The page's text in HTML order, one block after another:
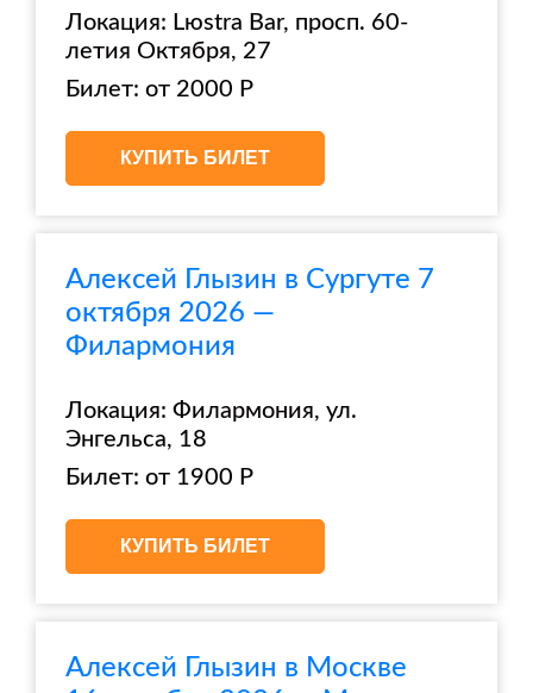
Локация: Lюstra Bar, просп. 60-
летия Октября, 27
Билет: от 2000 Р
КУПИТЬ БИЛЕТ
Алексей Глызин в Сургуте 7
октября 2026 —
Филармония
Локация: Филармония, ул.
Энгельса, 18
Билет: от 1900 Р
КУПИТЬ БИЛЕТ
Алексей Глызин в Москве